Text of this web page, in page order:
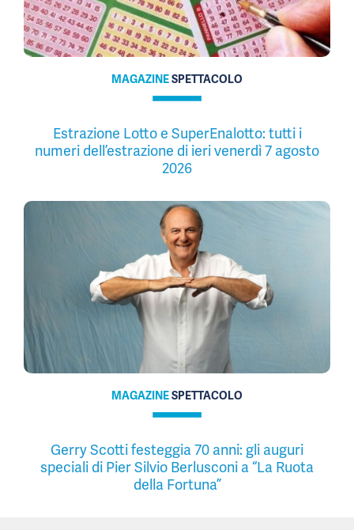
MAGAZINESPETTACOLO
Estrazione Lotto e SuperEnalotto: tutti i
numeri dell’estrazione di ieri venerdì 7 agosto
2026
MAGAZINESPETTACOLO
Gerry Scotti festeggia 70 anni: gli auguri
speciali di Pier Silvio Berlusconi a “La Ruota
della Fortuna”